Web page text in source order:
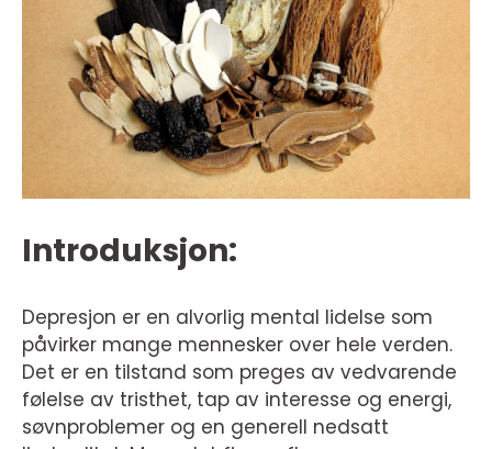
Introduksjon:
Depresjon er en alvorlig mental lidelse som
påvirker mange mennesker over hele verden.
Det er en tilstand som preges av vedvarende
følelse av tristhet, tap av interesse og energi,
søvnproblemer og en generell nedsatt